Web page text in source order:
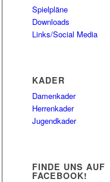
Spielpläne
Downloads
Links/Social Media
KADER
Damenkader
Herrenkader
Jugendkader
FINDE UNS AUF
FACEBOOK!